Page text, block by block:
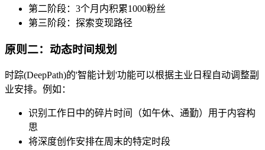
第二阶段：3个月内积累1000粉丝
第三阶段：探索变现路径
原则二：动态时间规划
时踪(DeepPath)的'智能计划'功能可以根据主业日程自动调整副
业安排。例如：
识别工作日中的碎片时间（如午休、通勤）用于内容构
思
将深度创作安排在周末的特定时段